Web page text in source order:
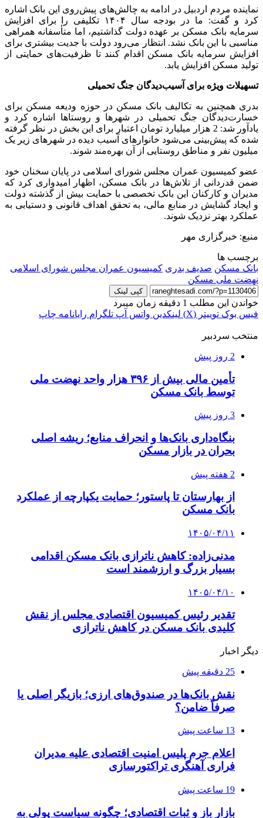
نماینده مردم اردبیل در ادامه به چالش‌های پیش‌روی این بانک اشاره
کرد و گفت: ما در بودجه سال ۱۴۰۴ تکلیفی را برای افزایش
سرمایه بانک مسکن بر عهده دولت گذاشتیم، اما متأسفانه همراهی
مناسبی با این بانک نشد. انتظار می‌رود دولت با جدیت بیشتری برای
افزایش سرمایه بانک مسکن اقدام کنند تا ظرفیت‌های حمایتی از
تولید مسکن افزایش یابد.
تسهیلات ویژه برای آسیب‌دیدگان جنگ تحمیلی
بدری همچنین به تکالیف بانک مسکن در حوزه ودیعه مسکن برای
خسارت‌دیدگان جنگ تحمیلی در شهرها و روستاها اشاره کرد و
یادآور شد: 2 هزار میلیارد تومان اعتبار برای این بخش در نظر گرفته
شده که پیش‌بینی می‌شود خانوارهای آسیب دیده در شهرهای زیر یک
میلیون نفر و مناطق روستایی از آن بهره‌مند شوند.
عضو کمیسیون عمران مجلس شورای اسلامی در پایان سخنان خود
ضمن قدردانی از تلاش‌ها در بانک مسکن، اظهار امیدواری کرد که
مدیران و کارکنان این بانک تخصصی با حمایت بیش از گذشته دولت
و ایجاد گشایش در منابع مالی، به تحقق اهداف قانونی و دستیابی به
عملکرد بهتر نزدیک شوند.
منبع: خبرگزاری مهر
برچسب ها
بانک مسکن صدیف بدری کمیسیون عمران مجلس شورای اسلامی
نهضت ملی مسکن
کپی لینک
خواندن این مطلب 1 دقیقه زمان میبرد
فیس بوک توییتر (X) لینکدین واتس آپ تلگرام رایانامه چاپ
منتخب سردبیر
2 روز پیش
تأمین مالی بیش از ۳۹۶ هزار واحد نهضت ملی
توسط بانک مسکن
3 روز پیش
بنگاه‌داری بانک‌ها و انحراف منابع؛ ریشه اصلی
بحران در بازار مسکن
2 هفته پیش
از بهارستان تا پاستور؛ حمایت یکپارچه از عملکرد
بانک مسکن
۱۴۰۵/۰۴/۱۱
مدنی‌زاده: کاهش ناترازی بانک مسکن اقدامی
بسیار بزرگ و ارزشمند است
۱۴۰۵/۰۴/۱۰
تقدیر رئیس کمیسیون اقتصادی مجلس از نقش
کلیدی بانک مسکن در کاهش ناترازی
دیگر اخبار
25 دقیقه پیش
نقش بانک‌ها در صندوق‌های ارزی؛ بازیگر اصلی یا
صرفاً ضامن؟
13 ساعت پیش
اعلام جرم پلیس امنیت اقتصادی علیه مدیران
فراری آهنگری تراکتورسازی
19 ساعت پیش
بازار باز و ثبات اقتصادی؛ چگونه سیاست پولی به